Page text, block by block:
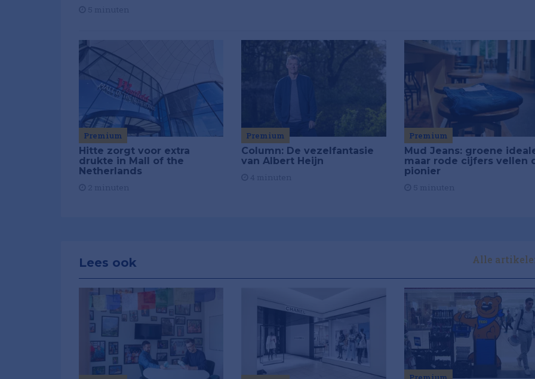
Premium
Hitte zorgt voor extra
drukte in Mall of the
Netherlands
Premium
Column: De vezelfantasie
van Albert Heijn
Premium
Mud Jeans: groene
maar rode cijfers vellen
pionier
Lees ook Alle